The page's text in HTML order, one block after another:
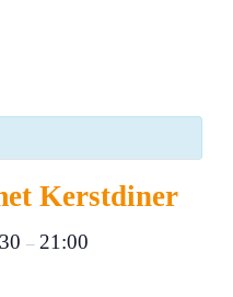
Kerstdiner
– 21:00